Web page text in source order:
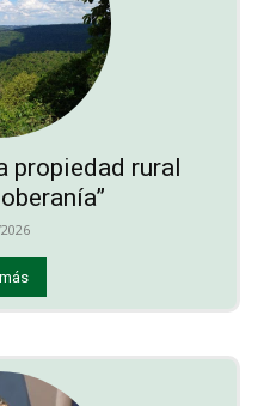
propiedad rural